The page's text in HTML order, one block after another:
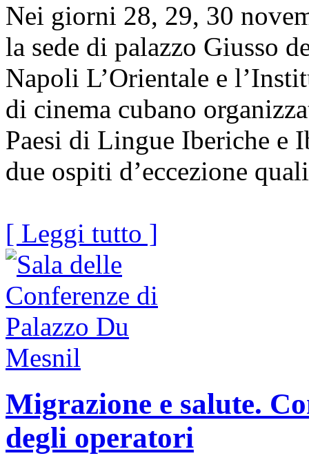
Nei giorni 28, 29, 30
la sede di palazzo Giusso
Napoli L’Orientale e
di cinema cubano
Paesi di Lingue Iberiche e
due ospiti d’eccezione
[ Leggi tutto ]
Migrazione e salute.
degli operatori